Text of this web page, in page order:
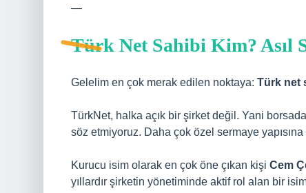
—
Türk Net Sahibi Kim? Asıl
Gelelim en çok merak edilen noktaya: Türk net
TürkNet, halka açık bir şirket değil. Yani
söz etmiyoruz. Daha çok özel sermaye
Kurucu isim olarak en çok öne çıkan kişi Cem
yıllardır şirketin yönetiminde aktif rol alan bir